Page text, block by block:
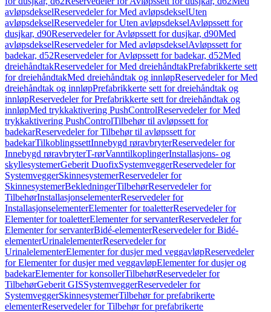
avløpsdekselReservedeler for Med avløpsdekselUten
avløpsdekselReservedeler for Uten avløpsdekselAvløpssett for
dusjkar, d90Reservedeler for Avløpssett for dusjkar, d90Med
avløpsdekselReservedeler for Med avløpsdekselAvløpssett for
badekar, d52Reservedeler for Avløpssett for badekar, d52Med
dreiehåndtakReservedeler for Med dreiehåndtakPrefabrikkerte sett
for dreiehåndtakMed dreiehåndtak og innløpReservedeler for Med
dreiehåndtak og innløpPrefabrikkerte sett for dreiehåndtak og
innløpReservedeler for Prefabrikkerte sett for dreiehåndtak og
innløpMed trykkaktivering PushControlReservedeler for Med
trykkaktivering PushControlTilbehør til avløpssett for
badekarReservedeler for Tilbehør til avløpssett for
badekarTilkoblingssettInnebygd røravbryterReservedeler for
Innebygd røravbryterT-rørVanntilkoplingerInstallasjons- og
skyllesystemerGeberit DuofixSystemveggerReservedeler for
SystemveggerSkinnesystemerReservedeler for
SkinnesystemerBekledningerTilbehørReservedeler for
TilbehørInstallasjonselementerReservedeler for
InstallasjonselementerElementer for toaletterReservedeler for
Elementer for toaletterElementer for servanterReservedeler for
Elementer for servanterBidé-elementerReservedeler for Bidé-
elementerUrinalelementerReservedeler for
UrinalelementerElementer for dusjer med veggavløpReservedeler
for Elementer for dusjer med veggavløpElementer for dusjer og
badekarElementer for konsollerTilbehørReservedeler for
TilbehørGeberit GISSystemveggerReservedeler for
SystemveggerSkinnesystemerTilbehør for prefabrikerte
elementerReservedeler for Tilbehør for prefabrikerte